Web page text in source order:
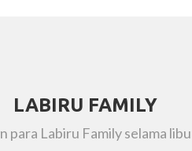
LABIRU FAMILY
Labiru Family selama